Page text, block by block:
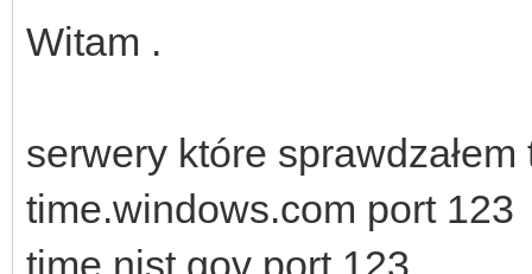
Witam .
serwery które sprawdzałem
time.windows.com port 123
time.nist.gov port 123